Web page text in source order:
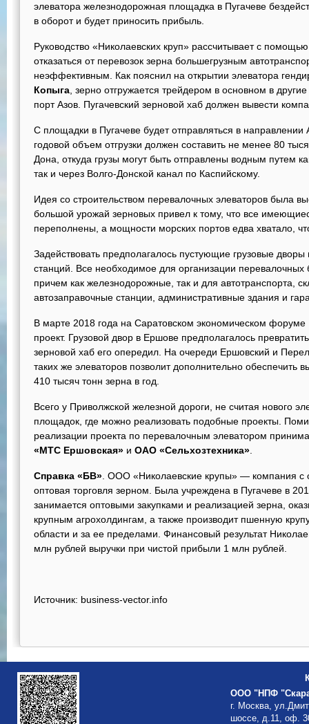
элеватора железнодорожная площадка в Пугачеве
в оборот и будет приносить прибыль.
Руководство «Николаевских круп» рассчитывает с
отказаться от перевозок зерна большегрузным
неэффективным. Как пояснил на открытии элеватора
Копыга , зерно отгружается трейдером в основном в
порт Азов. Пугачевский зерновой хаб должен вывести
С площадки в Пугачеве будет отправляться в направлении
годовой объем отгрузки должен составить не менее 80
Дона, откуда грузы могут быть отправлены водным путем
так и через Волго-Донской канал по Каспийскому.
Идея со строительством перевалочных элеваторов была
большой урожай зерновых привел к тому, что все
переполнены, а мощности морских портов едва хватало,
Задействовать предполагалось пустующие грузовые
станций. Все необходимое для организации
причем как железнодорожные, так и для автотранспорта,
автозаправочные станции, административные здания и
В марте 2018 года на Саратовском экономическом
проект. Грузовой двор в Ершове предполагалось
зерновой хаб его опередил. На очереди Ершовский и
таких же элеваторов позволит дополнительно обеспечить
410 тысяч тонн зерна в год.
Всего у Приволжской железной дороги, не считая нового
площадок, где можно реализовать подобные проекты.
реализации проекта по перевалочным элеватором
«МТС Ершовская» и ОАО «Сельхозтехника»
Справка «БВ» . ООО «Николаевские крупы» — компания с
оптовая торговля зерном. Была учреждена в Пугачеве в
занимается оптовыми закупками и реализацией зерна,
крупным агрохолдингам, а также производит пшенную
области и за ее пределами. Финансовый результат
млн рублей выручки при чистой прибыли 1 млн рублей.
Источник: business-vector.info
ООО "НПФ
г. Москва,
шоссе, д.11, оф.